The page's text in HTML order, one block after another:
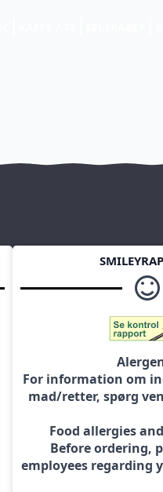
For information om
mad/retter, spørg
Food allergies
Before ordering,
employees regarding